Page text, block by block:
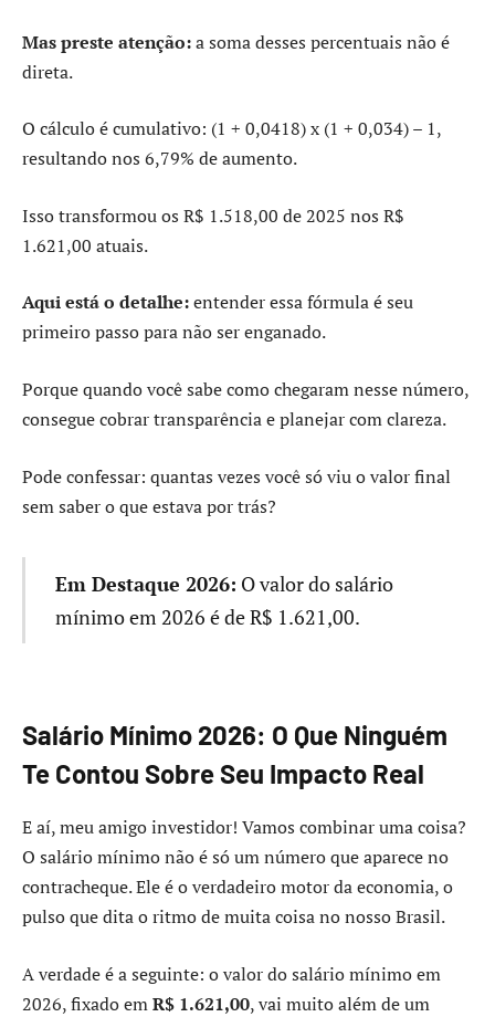
Mas preste atenção:a soma desses percentuais não é
direta.
O cálculo é cumulativo: (1 + 0,0418) x (1 + 0,034) – 1,
resultando nos 6,79% de aumento.
Isso transformou os R$ 1.518,00 de 2025 nos R$
1.621,00 atuais.
Aqui está o detalhe:entender essa fórmula é seu
primeiro passo para não ser enganado.
Porque quando você sabe como chegaram nesse número,
consegue cobrar transparência e planejar com clareza.
Pode confessar: quantas vezes você só viu o valor final
sem saber o que estava por trás?
Em Destaque 2026: O valor do salário
mínimo em 2026 é de R$ 1.621,00.
Salário Mínimo 2026: O Que Ninguém
Te Contou Sobre Seu Impacto Real
E aí, meu amigo investidor! Vamos combinar uma coisa?
O salário mínimo não é só um número que aparece no
contracheque. Ele é o verdadeiro motor da economia, o
pulso que dita o ritmo de muita coisa no nosso Brasil.
A verdade é a seguinte: o valor do salário mínimo em
2026, fixado emR$ 1.621,00, vai muito além de um